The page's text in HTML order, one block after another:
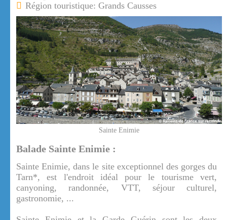
Région touristique: Grands Causses
Sainte Enimie
Balade Sainte Enimie :
Sainte Enimie, dans le site exceptionnel des gorges du
Tarn*, est l'endroit idéal pour le tourisme vert,
canyoning, randonnée, VTT, séjour culturel,
gastronomie, ...